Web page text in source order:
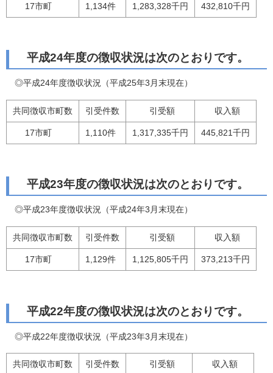
17市町 1,134件 1,283,328千円 432,810千円
平成24年度の徴収状況は次のとおりです。
◎平成24年度徴収状況（平成25年3月末現在）
共同徴収市町数 引受件数 引受額 収入額
17市町 1,110件 1,317,335千円 445,821千円
平成23年度の徴収状況は次のとおりです。
◎平成23年度徴収状況（平成24年3月末現在）
共同徴収市町数 引受件数 引受額 収入額
17市町 1,129件 1,125,805千円 373,213千円
平成22年度の徴収状況は次のとおりです。
◎平成22年度徴収状況（平成23年3月末現在）
共同徴収市町数 引受件数 引受額 収入額